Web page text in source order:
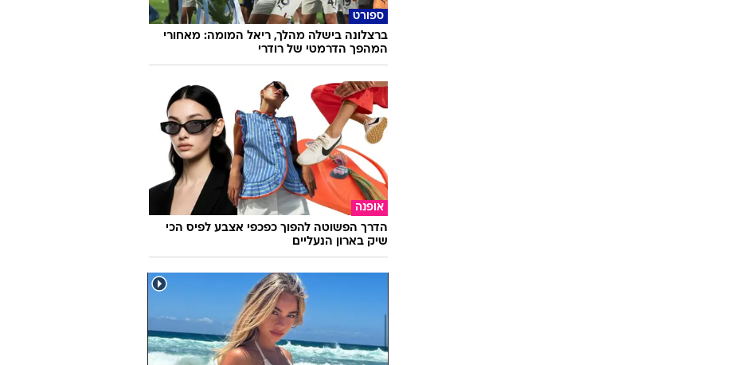
ספורט
ברצלונה בישלה מהלך, ריאל המומה: מאחורי
המהפך הדרמטי של רודרי
אופנה
הדרך הפשוטה להפוך כפכפי אצבע לפיס הכי
שיק בארון הנעליים